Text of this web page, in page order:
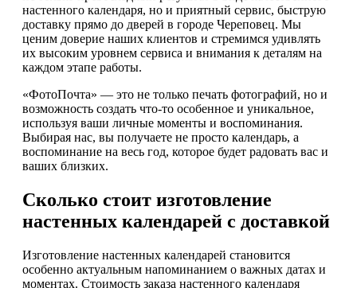
настенного календаря, но и приятный сервис, быструю
доставку прямо до дверей в городе Череповец. Мы
ценим доверие наших клиентов и стремимся удивлять
их высоким уровнем сервиса и внимания к деталям на
каждом этапе работы.
«ФотоПочта» — это не только печать фотографий, но и
возможность создать что-то особенное и уникальное,
используя ваши личные моменты и воспоминания.
Выбирая нас, вы получаете не просто календарь, а
воспоминание на весь год, которое будет радовать вас и
ваших близких.
Сколько стоит изготовление
настенных календарей с доставкой
Изготовление настенных календарей становится
особенно актуальным напоминанием о важных датах и
моментах. Стоимость заказа настенного календаря